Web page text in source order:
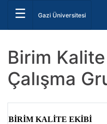
☰ Gazi Üniversitesi
Birim
Çalışma
BİRİM KALİTE EKİBİ